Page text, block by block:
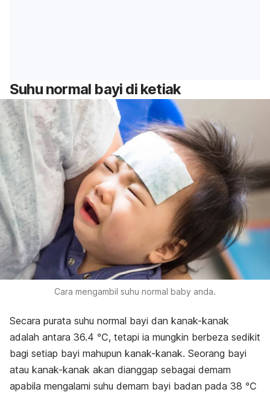
Suhu normal bayi di ketiak
Cara mengambil suhu normal baby anda.
Secara purata suhu normal bayi dan kanak-kanak
adalah antara 36.4 ℃, tetapi ia mungkin berbeza sedikit
bagi setiap bayi mahupun kanak-kanak. Seorang bayi
atau kanak-kanak akan dianggap sebagai demam
apabila mengalami suhu demam bayi badan pada 38 ℃